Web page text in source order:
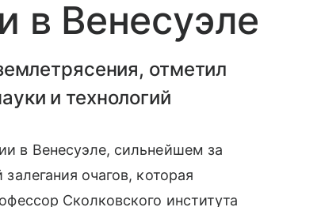
в Венесуэле
отметил
и технологий
в Венесуэле, сильнейшем за
очагов, которая
Сколковского института